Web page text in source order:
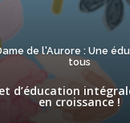
de l'Aurore : Une
tous
d’éducation
en croissance !